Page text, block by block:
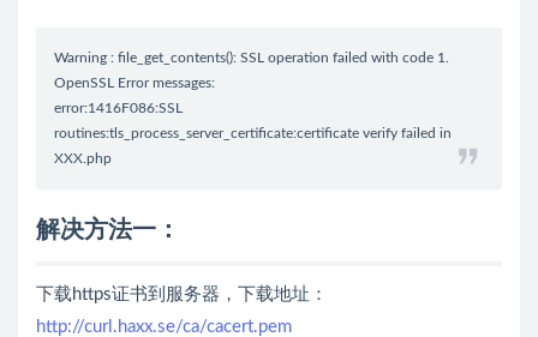
Warning : file_get_contents(): SSL operation failed with code 1.
OpenSSL Error messages:
error:1416F086:SSL
routines:tls_process_server_certificate:certificate verify failed in
XXX.php
解决方法一：
下载https证书到服务器，下载地址：
http://curl.haxx.se/ca/cacert.pem